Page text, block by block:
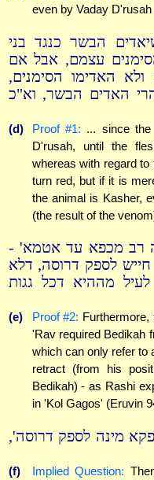
even by Vaday D'rusah
הבשר כנגד בני
עצמם, אבל אם
האדימו הסימנים,
האדים הבשר, וא"כ
(d) Proof #1: ... since
D'rusah, until the
whereas with regard
turn red, but if it is
the animal is Kasher,
(the result of the
רב מכפא עד אטמא' -
חייש לספק דרוסה, דלא
מההיא דכל גגות
(e) Proof #2:
'Rav required Bedikah
which can only refer to
retract (from his
Bedikah) - as Rashi
in 'Kol Gagos' (Eruvin
מינה לספק דרוסה',
(f) Implied Question: